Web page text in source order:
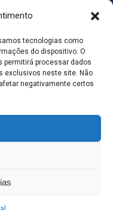
tecnologias como
do dispositivo. O
processar dados
exclusivos neste site. Não
negativamente certos
- Avenida